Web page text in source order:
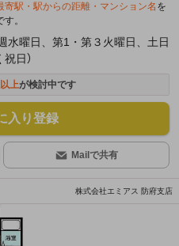
寄駅・駅からの距離・マンション名 を
。
水曜日、第1・第３火曜日、土日
日）
上が検討中です
入り登録
Mailで共有
株式会社エミアス 防府支店